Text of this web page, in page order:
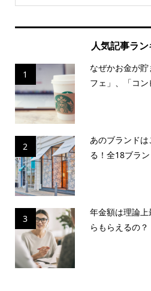
人気記事ラ
1
なぜかお金が
フェ」、「コ
2
あのブランド
る！全18ブラ
3
年金額は理論
らもらえるの？